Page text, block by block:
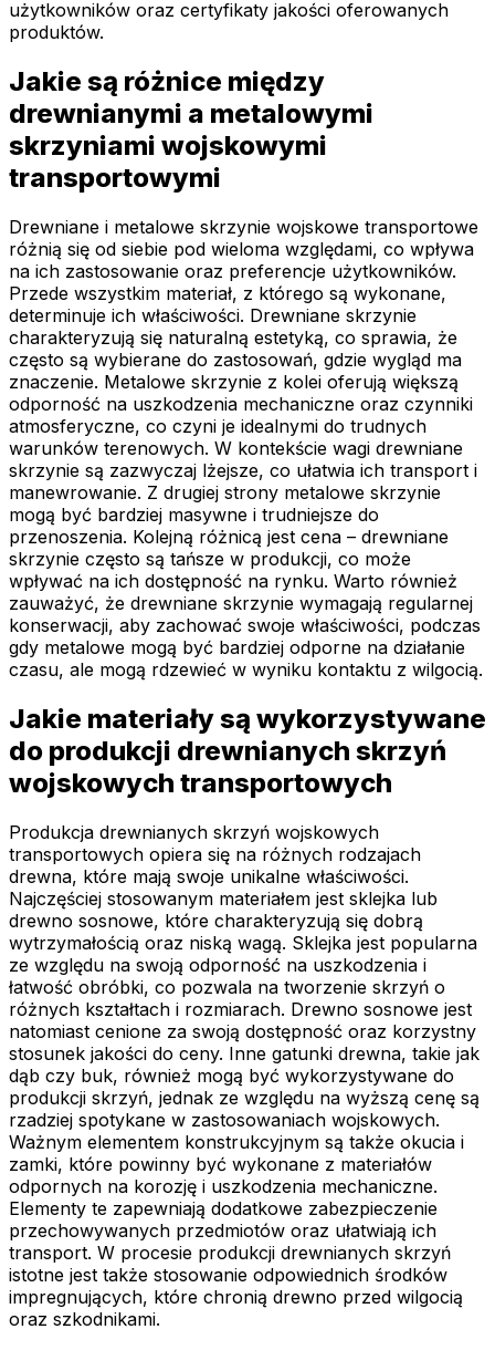
użytkowników oraz certyfikaty jakości oferowanych
produktów.
Jakie są różnice między
drewnianymi a metalowymi
skrzyniami wojskowymi
transportowymi
Drewniane i metalowe skrzynie wojskowe transportowe
różnią się od siebie pod wieloma względami, co wpływa
na ich zastosowanie oraz preferencje użytkowników.
Przede wszystkim materiał, z którego są wykonane,
determinuje ich właściwości. Drewniane skrzynie
charakteryzują się naturalną estetyką, co sprawia, że
często są wybierane do zastosowań, gdzie wygląd ma
znaczenie. Metalowe skrzynie z kolei oferują większą
odporność na uszkodzenia mechaniczne oraz czynniki
atmosferyczne, co czyni je idealnymi do trudnych
warunków terenowych. W kontekście wagi drewniane
skrzynie są zazwyczaj lżejsze, co ułatwia ich transport i
manewrowanie. Z drugiej strony metalowe skrzynie
mogą być bardziej masywne i trudniejsze do
przenoszenia. Kolejną różnicą jest cena – drewniane
skrzynie często są tańsze w produkcji, co może
wpływać na ich dostępność na rynku. Warto również
zauważyć, że drewniane skrzynie wymagają regularnej
konserwacji, aby zachować swoje właściwości, podczas
gdy metalowe mogą być bardziej odporne na działanie
czasu, ale mogą rdzewieć w wyniku kontaktu z wilgocią.
Jakie materiały są wykorzystywane
do produkcji drewnianych skrzyń
wojskowych transportowych
Produkcja drewnianych skrzyń wojskowych
transportowych opiera się na różnych rodzajach
drewna, które mają swoje unikalne właściwości.
Najczęściej stosowanym materiałem jest sklejka lub
drewno sosnowe, które charakteryzują się dobrą
wytrzymałością oraz niską wagą. Sklejka jest popularna
ze względu na swoją odporność na uszkodzenia i
łatwość obróbki, co pozwala na tworzenie skrzyń o
różnych kształtach i rozmiarach. Drewno sosnowe jest
natomiast cenione za swoją dostępność oraz korzystny
stosunek jakości do ceny. Inne gatunki drewna, takie jak
dąb czy buk, również mogą być wykorzystywane do
produkcji skrzyń, jednak ze względu na wyższą cenę są
rzadziej spotykane w zastosowaniach wojskowych.
Ważnym elementem konstrukcyjnym są także okucia i
zamki, które powinny być wykonane z materiałów
odpornych na korozję i uszkodzenia mechaniczne.
Elementy te zapewniają dodatkowe zabezpieczenie
przechowywanych przedmiotów oraz ułatwiają ich
transport. W procesie produkcji drewnianych skrzyń
istotne jest także stosowanie odpowiednich środków
impregnujących, które chronią drewno przed wilgocią
oraz szkodnikami.